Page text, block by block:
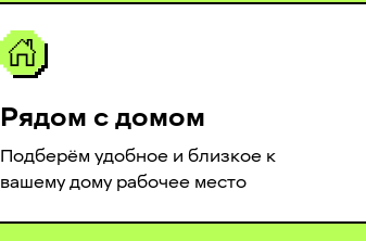
Рядом с домом
Подберём удобное и близкое к
вашему дому рабочее место